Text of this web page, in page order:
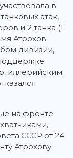
в
атак,
и 2 танка (1
Атрохов
дивизии,
на фронте
СССР от 24
Атрохову